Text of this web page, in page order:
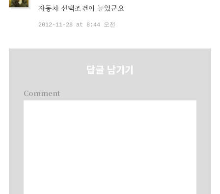
자동차 선택조건이 늘었군요
2012-11-28 at 8:44 오전
답글 남기기
Comment